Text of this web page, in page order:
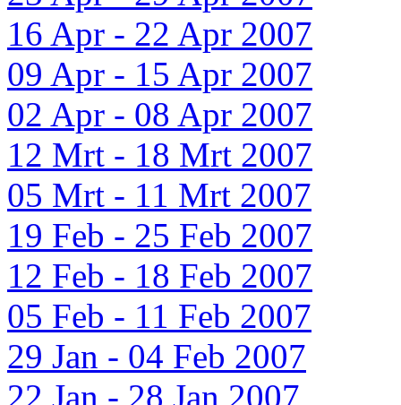
16 Apr - 22 Apr 2007
09 Apr - 15 Apr 2007
02 Apr - 08 Apr 2007
12 Mrt - 18 Mrt 2007
05 Mrt - 11 Mrt 2007
19 Feb - 25 Feb 2007
12 Feb - 18 Feb 2007
05 Feb - 11 Feb 2007
29 Jan - 04 Feb 2007
22 Jan - 28 Jan 2007